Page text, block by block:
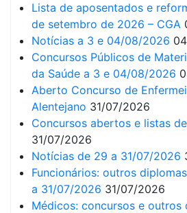
Lista de aposentados e
de setembro de 2026 – CGA
Notícias a 3 e 04/08/2026
Concursos Públicos de
da Saúde a 3 e 04/08/2026
Aberto Concurso de
Alentejano 31/07/2026
Concursos abertos e listas
31/07/2026
Notícias de 29 a 31/07/2026
Funcionários: outros
a 31/07/2026 31/07/2026
Médicos: concursos e outros